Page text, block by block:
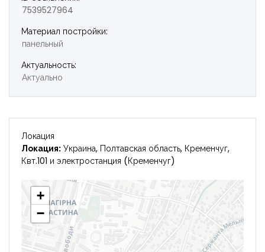
7539527964
Материал постройки:
панельный
Актуальность:
Актуально
Локация
Локация: Украина, Полтавская область, Кременчуг,
Квт.101 и электростанция (Кременчуг)
+
−